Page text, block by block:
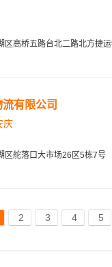
区高桥五路台北二路北方捷
有限公司
庆
区舵落口大市场26区5栋7号
2 3 4 5